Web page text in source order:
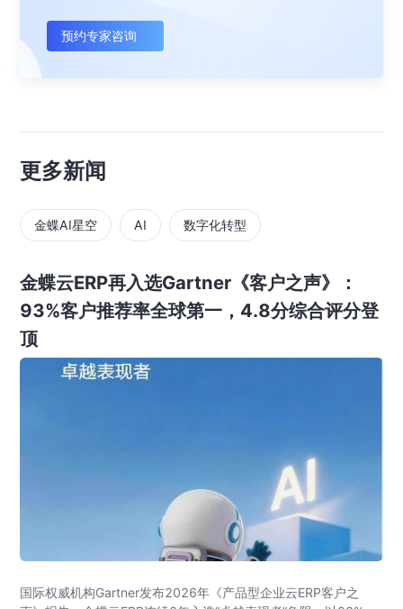
预约专家咨询
更多新闻
金蝶AI星空 AI 数字化转型
金蝶云ERP再入选Gartner《客户之声》：
93%客户推荐率全球第一，4.8分综合评分登
顶
国际权威机构Gartner发布2026年《产品型企业云ERP客户之